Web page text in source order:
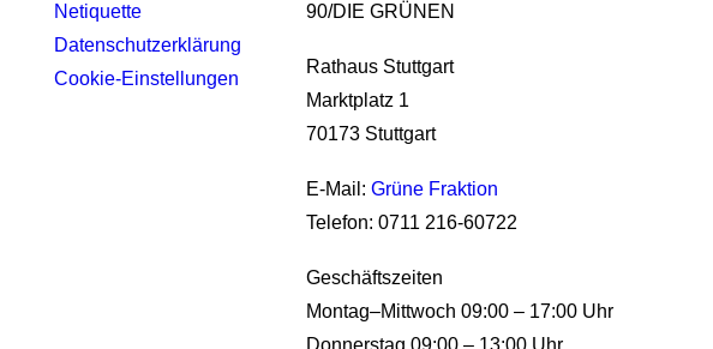
Netiquette
Datenschutzerklärung
Cookie-Einstellungen
90/DIE GRÜNEN
Rathaus Stuttgart
Marktplatz 1
70173 Stuttgart
E-Mail: Grüne Fraktion
Telefon: 0711 216-60722
Geschäftszeiten
Montag–Mittwoch 09:00 – 17:00 Uhr
Donnerstag 09:00 – 13:00 Uhr